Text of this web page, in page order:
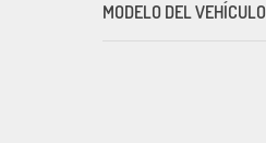
MODELO DEL VEHÍCULO